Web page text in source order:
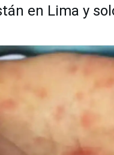
en Lima y